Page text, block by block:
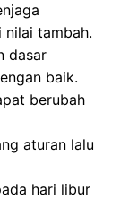
tambah.
dasar
baik.
berubah
aturan lalu
hari libur